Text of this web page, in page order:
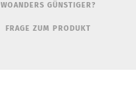
WOANDERS GÜNSTIGER?
FRAGE ZUM PRODUKT